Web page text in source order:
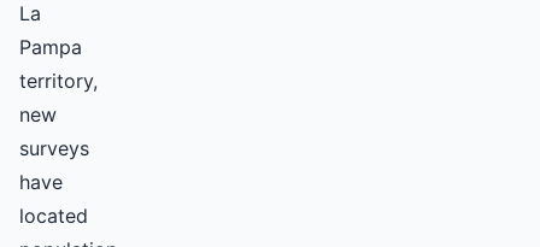
La
Pampa
territory,
new
surveys
have
located